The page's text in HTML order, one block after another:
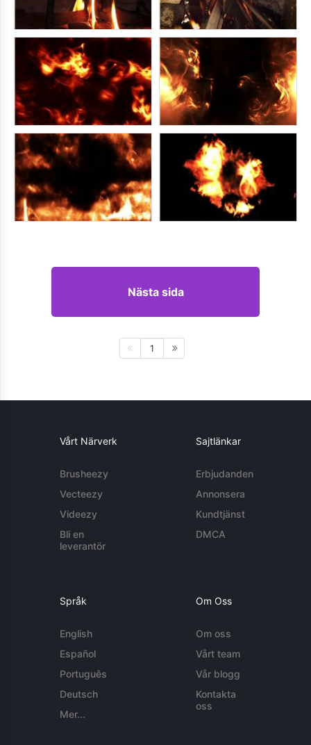
Nästa sida
1
Vårt Närverk
Brusheezy
Vecteezy
Videezy
Bli en
leverantör
Sajtlänkar
Erbjudanden
Annonsera
Kundtjänst
DMCA
Språk
English
Español
Português
Deutsch
Mer...
Om Oss
Om oss
Vårt team
Vår blogg
Kontakta
oss